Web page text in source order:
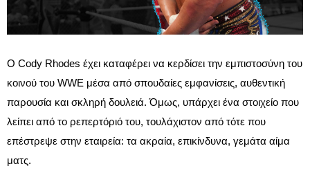
Ο Cody Rhodes έχει καταφέρει να κερδίσει την εμπιστοσύνη του
κοινού του WWE μέσα από σπουδαίες εμφανίσεις, αυθεντική
παρουσία και σκληρή δουλειά. Όμως, υπάρχει ένα στοιχείο που
λείπει από το ρεπερτόριό του, τουλάχιστον από τότε που
επέστρεψε στην εταιρεία: τα ακραία, επικίνδυνα, γεμάτα αίμα
ματς.